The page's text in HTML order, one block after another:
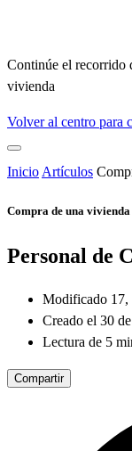
Continúe el recorrido
vivienda
Volver al centro para
Inicio Artículos
Compra de una
Personal de
Modificado 17,
Creado el 30
Lectura de 5
Compartir